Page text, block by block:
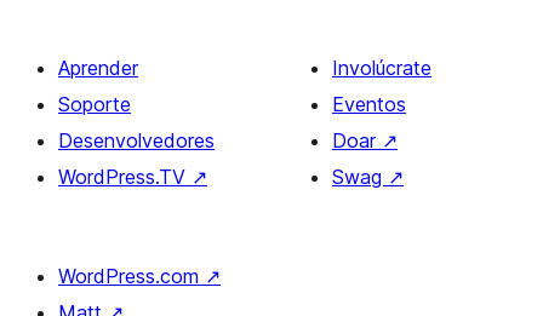
Aprender
Soporte
Desenvolvedores
WordPress.TV ↗
Involúcrate
Eventos
Doar ↗
Swag ↗
WordPress.com ↗